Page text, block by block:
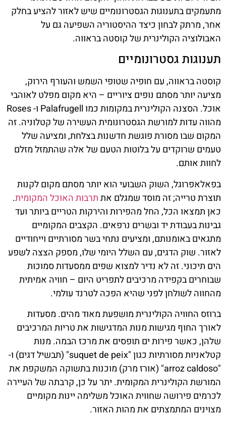
מתעמקים בתענוגות הגסטרונומיים שיש לאזור להציע בחלק
אחר, מרתק לבחון כיצד ההיסטוריה השפיעה גם על
האבולוציה הקולינרית של קוסטה בראווה.
תענוגות גסטרונומיים
קוסטה בראווה, עם חופיה שטופי השמש והעורף הירוק,
מציעה יותר מסתם נופים ציוריים – היא מקום מפלט לאוהבי
אוכל. הסצנה הקולינרית במקומות כמו Palafrugell ו- Roses
מהווה עדות למורשת הגסטרונומית העשירה של קטלוניה. זה
המקום שבו מסורת פוגשת חדשנות בצלחת, ומציעה שלל
טעמים שרוקדים על בלוטות הטעם של אלה שהתמזל מזלם
לחוות אותם.
בפאלאפרוגל, השוק השבועי הוא יותר מסתם מקום לקנות
תוצרת טרייה; זה מוסד שמגלם אתתרבות האוכל המקומית.
כאן תמצאו הכל, החל מהפירות והירקות הטריים ביותר ועד
גבינות בעבודת יד ובשרים נרפאים. הקצבים המקומיים
מתגאים באומנותם, ומציעים נתחי בשר מסורתיים וייחודיים
לאזור. שוק הדגים, עם השלל היומי שלו, מספק הצצה לשפע
הים תיכוני. זה לא נדיר למצוא שפים ממסעדות סמוכות
שבוחרים בקפידה מרכיבים לתפריט היום – חוויה אמיתית
מהחווה לשולחן לפני שהיא הפכה לטרנד עולמי.
ברוזס החוויה הקולינרית מושפעת מאוד מהים. מסעדות
לאורך החוף מגישות מנות המדגישות את טריות המרכיבים
שלהן, כאשר פירות ים תופסים את מרכז הבמה. מנות
קטלאניות מסורתיות כגון "suquet de peix" (תבשיל דגים) ו-
"arroz caldoso" (אורז מרק) מוכנות בתשוקה המשקפת את
המורשת הקולינרית המקומית. יתר על כן, קרבתה של העיירה
לכרמים פירושה שחווית האוכל משלימה יינות מקומיים
מצוינים המתמצתים את מהות האזור.